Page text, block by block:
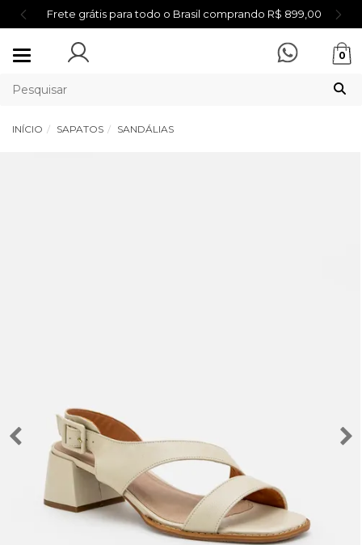
Frete grátis para todo o Brasil comprando R$ 899,00
Mudar
0
INÍCIO SAPATOS SANDÁLIAS